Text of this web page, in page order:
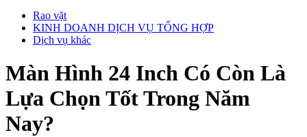
Rao vặt
KINH DOANH DỊCH VỤ TỔNG HỢP
Dịch vụ khác
Màn Hình 24 Inch Có Còn Là
Lựa Chọn Tốt Trong Năm
Nay?